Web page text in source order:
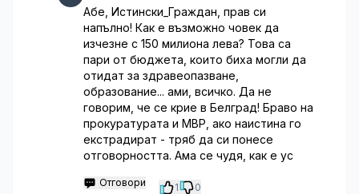
Абе, Истински_Граждан, прав си
напълно! Как е възможно човек да
изчезне с 150 милиона лева? Това са
пари от бюджета, които биха могли да
отидат за здравеопазване,
образование... ами, всичко. Да не
говорим, че се крие в Белград! Браво на
прокуратурата и МВР, ако наистина го
екстрадират - тряб да си понесе
отговорността. Ама се чудя, как е ус
Отговори 1 0